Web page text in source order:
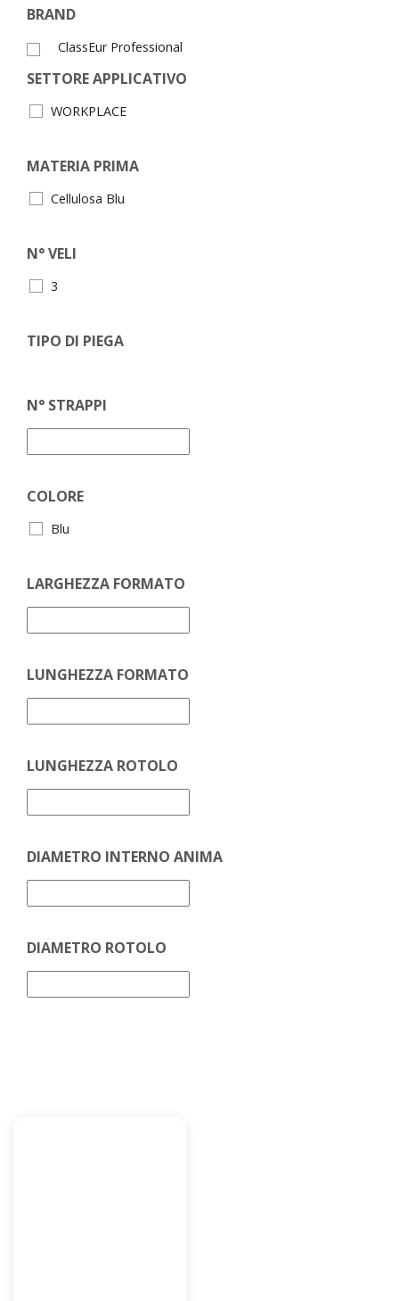
BRAND
ClassEur Professional
SETTORE APPLICATIVO
WORKPLACE
MATERIA PRIMA
Cellulosa Blu
N° VELI
3
TIPO DI PIEGA
N° STRAPPI
COLORE
Blu
LARGHEZZA FORMATO
LUNGHEZZA FORMATO
LUNGHEZZA ROTOLO
DIAMETRO INTERNO ANIMA
DIAMETRO ROTOLO